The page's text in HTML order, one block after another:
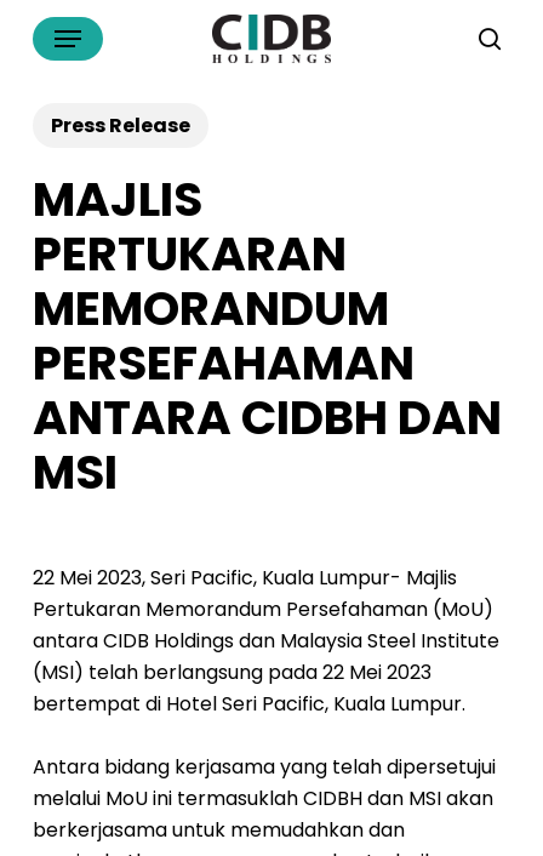
Menu
Press Release
MAJLIS
PERTUKARAN
MEMORANDUM
PERSEFAHAMAN
ANTARA CIDBH DAN
MSI
22 Mei 2023, Seri Pacific, Kuala Lumpur- Majlis
Pertukaran Memorandum Persefahaman (MoU)
antara CIDB Holdings dan Malaysia Steel Institute
(MSI) telah berlangsung pada 22 Mei 2023
bertempat di Hotel Seri Pacific, Kuala Lumpur.
Antara bidang kerjasama yang telah dipersetujui
melalui MoU ini termasuklah CIDBH dan MSI akan
berkerjasama untuk memudahkan dan